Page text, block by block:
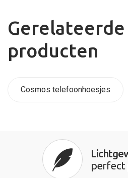
Gerelateerde
producten
Cosmos telefoonhoesjes
perfect